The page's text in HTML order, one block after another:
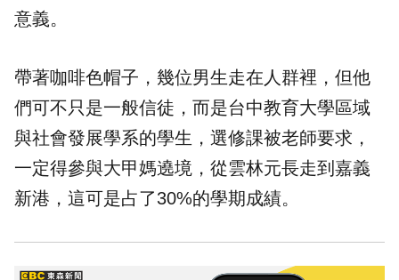
意義。
帶著咖啡色帽子，幾位男生走在人群裡，但他
們可不只是一般信徒，而是台中教育大學區域
與社會發展學系的學生，選修課被老師要求，
一定得參與大甲媽遶境，從雲林元長走到嘉義
新港，這可是占了30%的學期成績。